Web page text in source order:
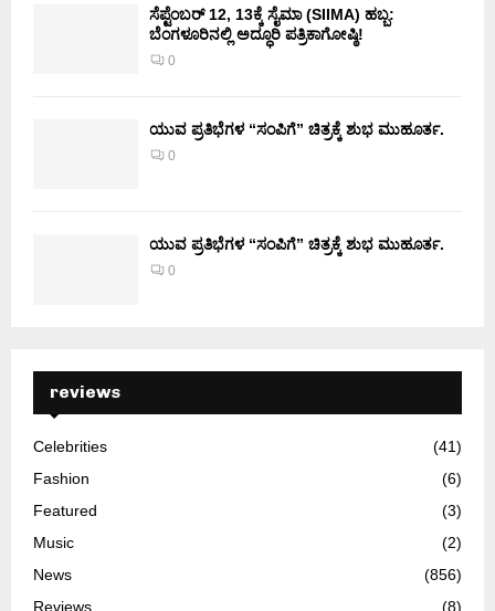
ಸೆಪ್ಟೆಂಬರ್ 12, 13ಕ್ಕೆ ಸೈಮಾ (SIIMA) ಹಬ್ಬ:
ಬೆಂಗಳೂರಿನಲ್ಲಿ ಅದ್ಧೂರಿ ಪತ್ರಿಕಾಗೋಷ್ಠಿ!
0
ಯುವ ಪ್ರತಿಭೆಗಳ “ಸಂಪಿಗೆ” ಚಿತ್ರಕ್ಕೆ ಶುಭ ಮುಹೂರ್ತ.
0
ಯುವ ಪ್ರತಿಭೆಗಳ “ಸಂಪಿಗೆ” ಚಿತ್ರಕ್ಕೆ ಶುಭ ಮುಹೂರ್ತ.
0
reviews
Celebrities
(41)
Fashion
(6)
Featured
(3)
Music
(2)
News
(856)
Reviews
(8)